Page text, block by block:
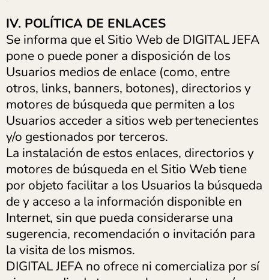
IV. POLÍTICA DE ENLACES
Se informa que el Sitio Web de DIGITAL JEFA
pone o puede poner a disposición de los
Usuarios medios de enlace (como, entre
otros, links, banners, botones), directorios y
motores de búsqueda que permiten a los
Usuarios acceder a sitios web pertenecientes
y/o gestionados por terceros.
La instalación de estos enlaces, directorios y
motores de búsqueda en el Sitio Web tiene
por objeto facilitar a los Usuarios la búsqueda
de y acceso a la información disponible en
Internet, sin que pueda considerarse una
sugerencia, recomendación o invitación para
la visita de los mismos.
DIGITAL JEFA no ofrece ni comercializa por sí